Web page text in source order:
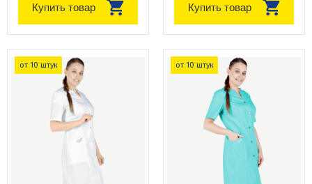
Купить товар Купить товар
от 10 штук от 10 штук